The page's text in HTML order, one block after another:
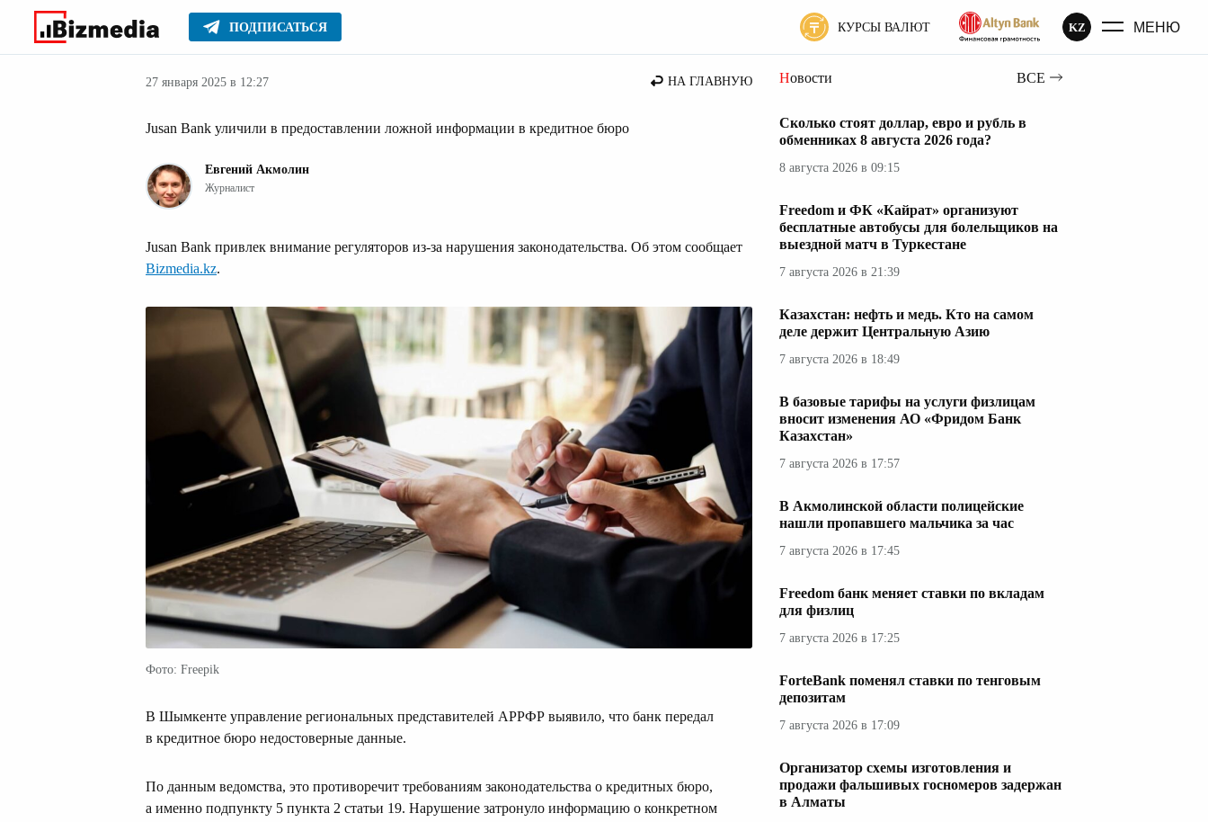
ПОДПИСАТЬСЯ КУРСЫ ВАЛЮТ KZ МЕНЮ
Главное Новости Финансовые новости Казахстана
27 января 2025 в 12:27 НА ГЛАВНУЮ
Jusan Bank уличили в предоставлении ложной информации в кредитное бюро
Евгений Акмолин
Журналист
Jusan Bank привлек внимание регуляторов из-за нарушения законодательства. Об этом сообщает
Bizmedia.kz.
Фото: Freepik
В Шымкенте управление региональных представителей АРРФР выявило, что банк передал
в кредитное бюро недостоверные данные.
По данным ведомства, это противоречит требованиям законодательства о кредитных бюро,
а именно подпункту 5 пункта 2 статьи 19. Нарушение затронуло информацию о конкретном
Новости ВСЕ
Сколько стоят доллар, евро и рубль в
обменниках 8 августа 2026 года?
8 августа 2026 в 09:15
Freedom и ФК «Кайрат» организуют
бесплатные автобусы для болельщиков на
выездной матч в Туркестане
7 августа 2026 в 21:39
Казахстан: нефть и медь. Кто на самом
деле держит Центральную Азию
7 августа 2026 в 18:49
В базовые тарифы на услуги физлицам
вносит изменения АО «Фридом Банк
Казахстан»
7 августа 2026 в 17:57
В Акмолинской области полицейские
нашли пропавшего мальчика за час
7 августа 2026 в 17:45
Freedom банк меняет ставки по вкладам
для физлиц
7 августа 2026 в 17:25
ForteBank поменял ставки по тенговым
депозитам
7 августа 2026 в 17:09
Организатор схемы изготовления и
продажи фальшивых госномеров задержан
в Алматы